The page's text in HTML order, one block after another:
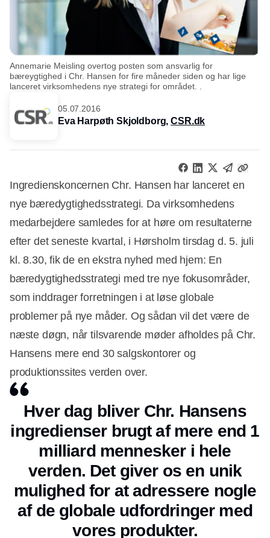
Annemarie Meisling overtog posten som ansvarlig for
bæreygtighed i Chr. Hansen for fire måneder siden og har lige
lanceret virksomhedens nye strategi for området. .
05.07.2016
Eva Harpøth Skjoldborg,CSR.dk
Ingredienskoncernen Chr. Hansen har lanceret en
nye bæredygtighedsstrategi. Da virksomhedens
medarbejdere samledes for at høre om resultaterne
efter det seneste kvartal, i Hørsholm tirsdag d. 5. juli
kl. 8.30, fik de en ekstra nyhed med hjem: En
bæredygtighedsstrategi med tre nye fokusområder,
som inddrager forretningen i at løse globale
problemer på nye måder. Og sådan vil det være de
næste døgn, når tilsvarende møder afholdes på Chr.
Hansens mere end 30 salgskontorer og
produktionssites verden over.
Hver dag bliver Chr. Hansens
ingredienser brugt af mere end 1
milliard mennesker i hele
verden. Det giver os en unik
mulighed for at adressere nogle
af de globale udfordringer med
vores produkter.